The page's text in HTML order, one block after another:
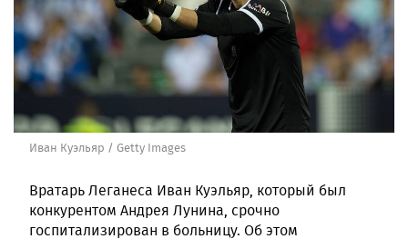
Иван Куэльяр / Getty Images
Вратарь Леганеса Иван Куэльяр, который был
конкурентом Андрея Лунина, срочно
госпитализирован в больницу. Об этом